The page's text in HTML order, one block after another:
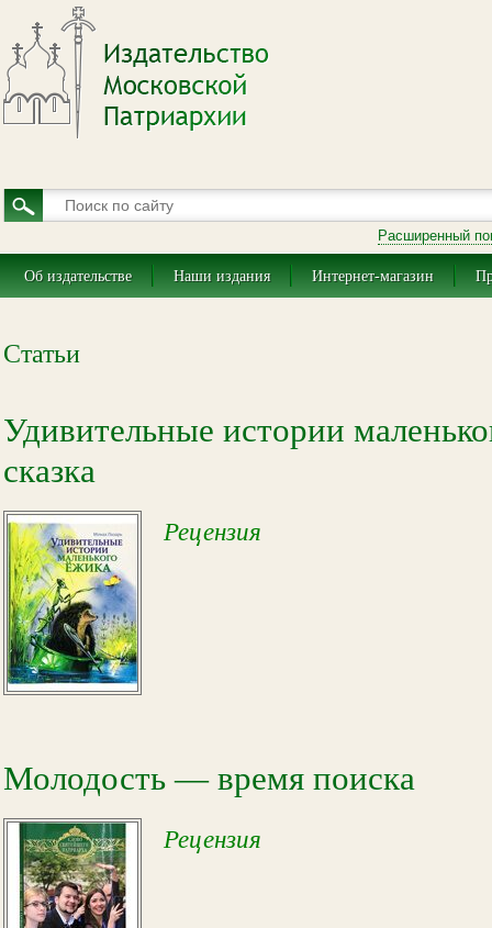
Расширенный
Об издательстве Наши издания Интернет-магазин
Статьи
Удивительные истории
сказка
Рецензия
Молодость — время поиска
Рецензия